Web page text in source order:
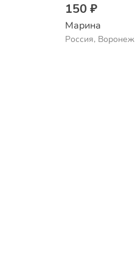
150 ₽
Марина
Россия, Воронеж